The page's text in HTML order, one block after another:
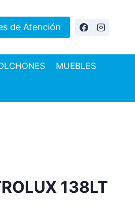
de Atención
MUEBLES
138LT